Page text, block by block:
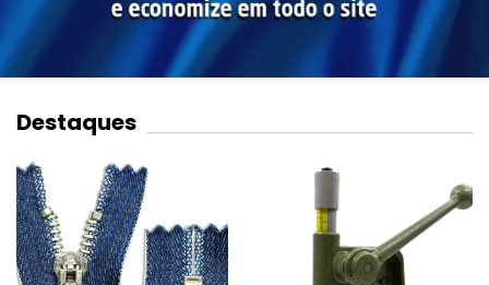
Destaques